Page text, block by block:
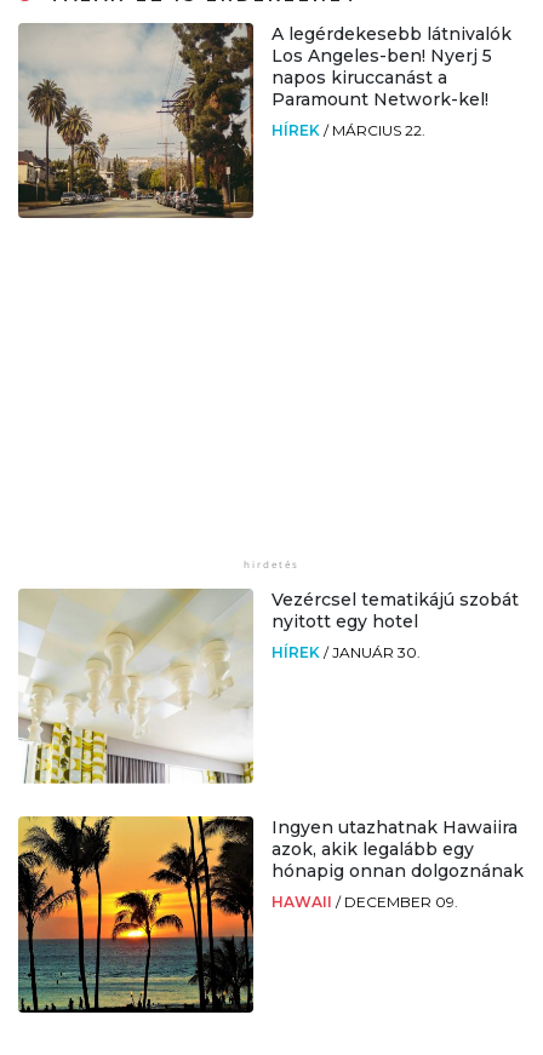
A legérdekesebb látnivalók
Los Angeles-ben! Nyerj 5
napos kiruccanást a
Paramount Network-kel!
HÍREK / MÁRCIUS 22.
Vezércsel tematikájú szobát
nyitott egy hotel
HÍREK /JANUÁR 30.
Ingyen utazhatnak Hawaiira
azok, akik legalább egy
hónapig onnan dolgoznának
HAWAII / DECEMBER 09.